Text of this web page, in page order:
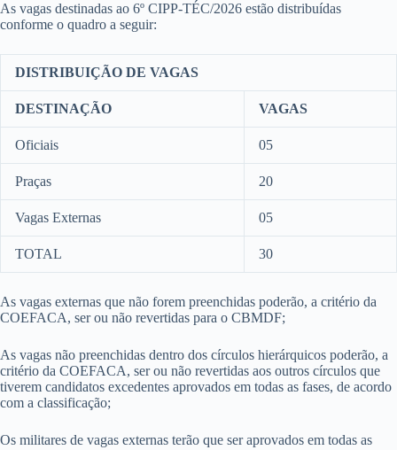
As vagas destinadas ao 6º CIPP-TÉC/2026 estão distribuídas
conforme o quadro a seguir:
DISTRIBUIÇÃO DE VAGAS
DESTINAÇÃO VAGAS
Oficiais 05
Praças 20
Vagas Externas 05
TOTAL 30
As vagas externas que não forem preenchidas poderão, a critério da
COEFACA, ser ou não revertidas para o CBMDF;
As vagas não preenchidas dentro dos círculos hierárquicos poderão, a
critério da COEFACA, ser ou não revertidas aos outros círculos que
tiverem candidatos excedentes aprovados em todas as fases, de acordo
com a classificação;
Os militares de vagas externas terão que ser aprovados em todas as